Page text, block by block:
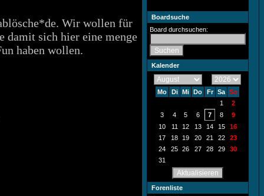
Wir wollen für
damit sich hier eine menge
haben wollen.
Boardsuche
Board durchsuchen:
Kalender
Mo Di Mi Do Fr Sa So
1
2
3
4 5 6 7 8
9
10
11 12 13 14 15
16
17
18 19 20 21 22
23
24
25 26 27 28 29
30
31
Forenliste